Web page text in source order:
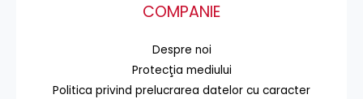
COMPANIE
Despre noi
Protecţia mediului
Politica privind prelucrarea datelor cu caracter